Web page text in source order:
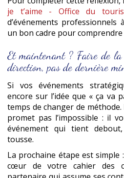
je t’aime - Office du
d’événements
un bon cadre pour
Et maintenant ? Faire de
direction, pas de dernière
Si vos événements
encore sur l’idée que « ça va
temps de changer de
promet pas l’impossible : il
événement qui tient
tousse.
La prochaine étape est
cœur de votre cahier des